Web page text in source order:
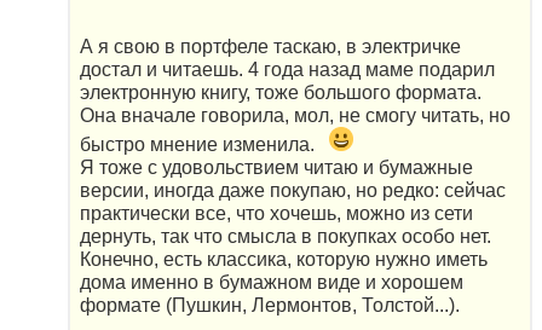
А я свою в портфеле таскаю, в электричке
достал и читаешь. 4 года назад маме подарил
электронную книгу, тоже большого формата.
Она вначале говорила, мол, не смогу читать, но
быстро мнение изменила.
Я тоже с удовольствием читаю и бумажные
версии, иногда даже покупаю, но редко: сейчас
практически все, что хочешь, можно из сети
дернуть, так что смысла в покупках особо нет.
Конечно, есть классика, которую нужно иметь
дома именно в бумажном виде и хорошем
формате (Пушкин, Лермонтов, Толстой...).